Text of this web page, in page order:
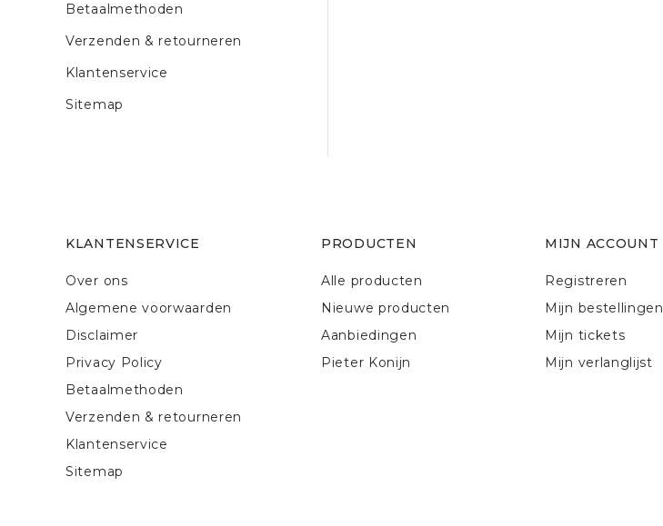
Betaalmethoden
Verzenden & retourneren
Klantenservice
Sitemap
KLANTENSERVICE
Over ons
Algemene voorwaarden
Disclaimer
Privacy Policy
Betaalmethoden
Verzenden & retourneren
Klantenservice
Sitemap
PRODUCTEN
Alle producten
Nieuwe producten
Aanbiedingen
Pieter Konijn
MIJN ACCOUNT
Registreren
Mijn bestellingen
Mijn tickets
Mijn verlanglijst